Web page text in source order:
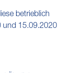
betrieblich
und 15.09.2020